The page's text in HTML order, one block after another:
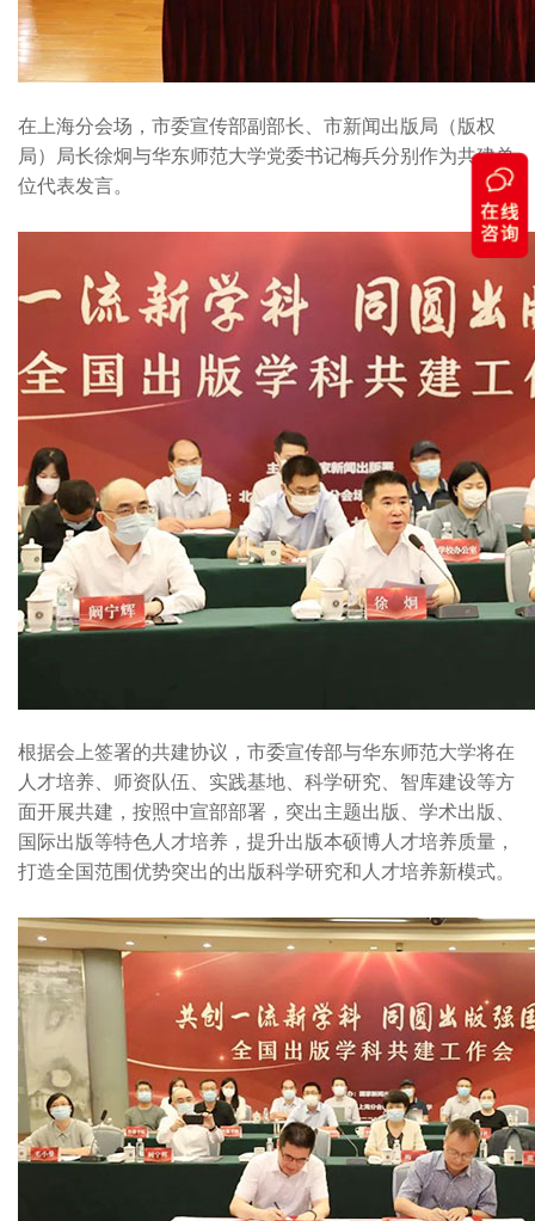
在上海分会场，市委宣传部副部长、市新闻出版局（版权
局）局长徐炯与华东师范大学党委书记梅兵分别作为共建单
位代表发言。
根据会上签署的共建协议，市委宣传部与华东师范大学将在
人才培养、师资队伍、实践基地、科学研究、智库建设等方
面开展共建，按照中宣部部署，突出主题出版、学术出版、
国际出版等特色人才培养，提升出版本硕博人才培养质量，
打造全国范围优势突出的出版科学研究和人才培养新模式。